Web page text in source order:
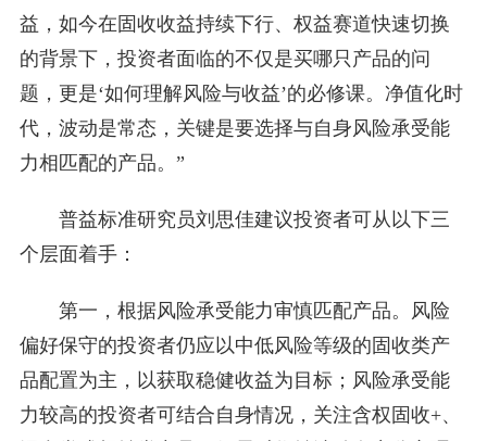
益，如今在固收收益持续下行、权益赛道快速切换
的背景下，投资者面临的不仅是买哪只产品的问
题，更是‘如何理解风险与收益’的必修课。净值化时
代，波动是常态，关键是要选择与自身风险承受能
力相匹配的产品。”
普益标准研究员刘思佳建议投资者可从以下三
个层面着手：
第一，根据风险承受能力审慎匹配产品。风险
偏好保守的投资者仍应以中低风险等级的固收类产
品配置为主，以获取稳健收益为目标；风险承受能
力较高的投资者可结合自身情况，关注含权固收+、